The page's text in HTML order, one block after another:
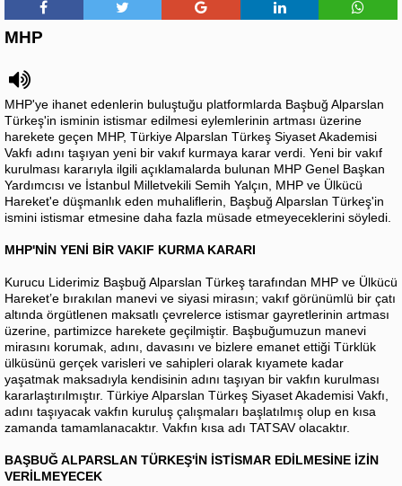
MHP
MHP'ye ihanet edenlerin buluştuğu platformlarda Başbuğ Alparslan
Türkeş'in isminin istismar edilmesi eylemlerinin artması üzerine
harekete geçen MHP, Türkiye Alparslan Türkeş Siyaset Akademisi
Vakfı adını taşıyan yeni bir vakıf kurmaya karar verdi. Yeni bir vakıf
kurulması kararıyla ilgili açıklamalarda bulunan MHP Genel Başkan
Yardımcısı ve İstanbul Milletvekili Semih Yalçın, MHP ve Ülkücü
Hareket'e düşmanlık eden muhaliflerin, Başbuğ Alparslan Türkeş'in
ismini istismar etmesine daha fazla müsade etmeyeceklerini söyledi.
MHP'NİN YENİ BİR VAKIF KURMA KARARI
Kurucu Liderimiz Başbuğ Alparslan Türkeş tarafından MHP ve Ülkücü
Hareket’e bırakılan manevi ve siyasi mirasın; vakıf görünümlü bir çatı
altında örgütlenen maksatlı çevrelerce istismar gayretlerinin artması
üzerine, partimizce harekete geçilmiştir. Başbuğumuzun manevi
mirasını korumak, adını, davasını ve bizlere emanet ettiği Türklük
ülküsünü gerçek varisleri ve sahipleri olarak kıyamete kadar
yaşatmak maksadıyla kendisinin adını taşıyan bir vakfın kurulması
kararlaştırılmıştır. Türkiye Alparslan Türkeş Siyaset Akademisi Vakfı,
adını taşıyacak vakfın kuruluş çalışmaları başlatılmış olup en kısa
zamanda tamamlanacaktır. Vakfın kısa adı TATSAV olacaktır.
BAŞBUĞ ALPARSLAN TÜRKEŞ'İN İSTİSMAR EDİLMESİNE İZİN
VERİLMEYECEK